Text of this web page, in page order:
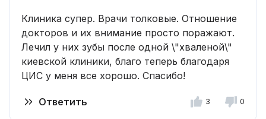
Клиника супер. Врачи толковые. Отношение
докторов и их внимание просто поражают.
Лечил у них зубы после одной \"хваленой\"
киевской клиники, благо теперь благодаря
ЦИС у меня все хорошо. Спасибо!
Ответить 3 0